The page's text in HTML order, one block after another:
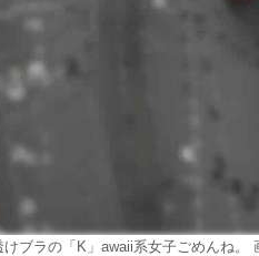
ブラの「K」awaii系女子ごめんね。